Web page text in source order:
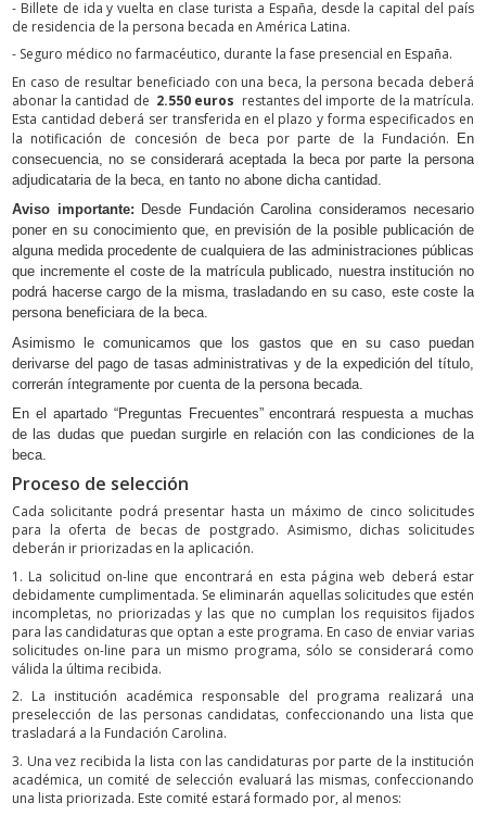
- Billete de ida y vuelta en clase turista a España, desde la capital del país
de residencia de la persona becada en América Latina.
- Seguro médico no farmacéutico, durante la fase presencial en España.
En caso de resultar beneficiado con una beca, la persona becada deberá
abonar la cantidad de 2.550 euros restantes del importe de la matrícula.
Esta cantidad deberá ser transferida en el plazo y forma especificados en
la notificación de concesión de beca por parte de la Fundación.
En
consecuencia, no se considerará aceptada la beca por parte la persona
adjudicataria de la beca, en tanto no abone dicha cantidad.
Aviso importante: Desde Fundación Carolina consideramos necesario
poner en su conocimiento que, en previsión de la posible publicación de
alguna medida procedente de cualquiera de las administraciones públicas
que incremente el coste de la matrícula publicado, nuestra institución no
podrá hacerse cargo de la misma, trasladando en su caso, este coste la
persona beneficiara de la beca.
Asimismo le comunicamos que los gastos que en su caso puedan
derivarse del pago de tasas administrativas y de la expedición del título,
correrán íntegramente por cuenta de la persona becada.
En el apartado “Preguntas Frecuentes” encontrará respuesta a muchas
de las dudas que puedan surgirle en relación con las condiciones de la
beca.
Proceso de selección
Cada solicitante podrá presentar hasta un máximo de cinco solicitudes
para la oferta de becas de postgrado. Asimismo, dichas solicitudes
deberán ir priorizadas en la aplicación.
1. La solicitud on-line que encontrará en esta página web deberá estar
debidamente cumplimentada. Se eliminarán aquellas solicitudes que estén
incompletas, no priorizadas y las que no cumplan los requisitos fijados
para las candidaturas que optan a este programa. En caso de enviar varias
solicitudes on-line para un mismo programa, sólo se considerará como
válida la última recibida.
2. La institución académica responsable del programa realizará una
preselección de las personas candidatas, confeccionando una lista que
trasladará a la Fundación Carolina.
3. Una vez recibida la lista con las candidaturas por parte de la institución
académica, un comité de selección evaluará las mismas, confeccionando
una lista priorizada. Este comité estará formado por, al menos: